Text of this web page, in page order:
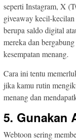
seperti Instagram, X
giveaway kecil-
berupa saldo digital
mereka dan
kesempatan menang.
Cara ini tentu
jika kamu rutin
menang dan
5. Gunakan
Webtoon sering